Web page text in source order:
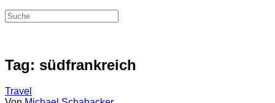
Tag: südfrankreich
Travel